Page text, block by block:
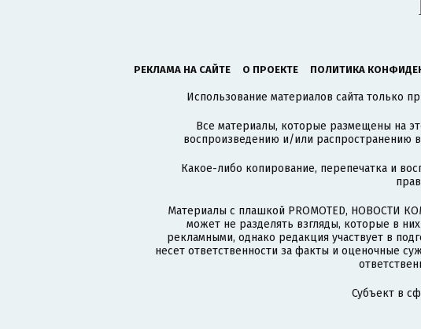
РЕКЛАМА НА САЙТЕ О ПРОЕКТЕ ПОЛИТИКА
Использование материалов сайта только
Все материалы, которые размещены на
воспроизведению и/или распространению
Какое-либо копирование, перепечатка и
Материалы с плашкой PROMOTED, НОВОСТИ
может не разделять взгляды, которые в
рекламными, однако редакция участвует в
несет ответственности за факты и оценочные
Субъект в